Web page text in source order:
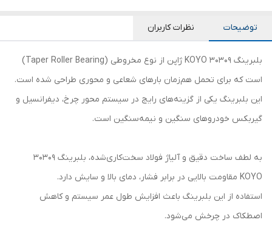
توضیحات نظرات کاربران
بلبرینگ 30309 KOYO ژاپن از نوع مخروطی (Taper Roller Bearing)
است که برای تحمل هم‌زمان بارهای شعاعی و محوری طراحی شده است.
این بلبرینگ یکی از گزینه‌های رایج در سیستم محور چرخ، دیفرانسیل و
گیربکس خودروهای سنگین و نیمه‌سنگین است.
به لطف ساخت دقیق و آلیاژ فولاد سخت‌کاری‌شده، بلبرینگ 30309
KOYO مقاومت بالایی در برابر فشار، دمای بالا و سایش دارد.
استفاده از این بلبرینگ باعث افزایش طول عمر سیستم و کاهش
اصطکاک در چرخش می‌شود.